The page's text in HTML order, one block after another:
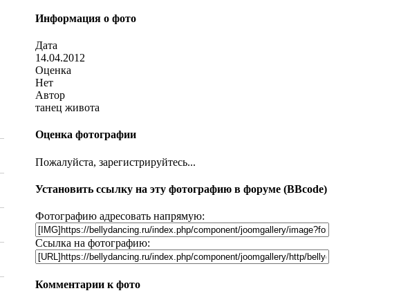
Информация о фото
Дата
14.04.2012
Оценка
Нет
Автор
танец живота
Оценка фотографии
Пожалуйста, зарегистрируйтесь...
Установить ссылку на эту фотографию в форуме (BBcode)
Фотографию адресовать напрямую:
Ссылка на фотографию:
Комментарии к фото